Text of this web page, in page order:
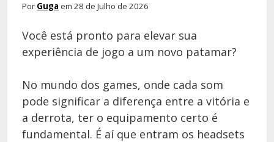
Por Guga em 28 de Julho de 2026
Você está pronto para elevar sua
experiência de jogo a um novo patamar?
No mundo dos games, onde cada som
pode significar a diferença entre a vitória e
a derrota, ter o equipamento certo é
fundamental. É aí que entram os headsets